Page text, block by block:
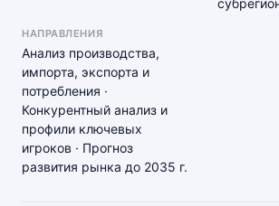
НАПРАВЛЕНИЯ
Анализ производства,
импорта, экспорта и
потребления ·
Конкурентный анализ и
профили ключевых
игроков · Прогноз
развития рынка до 2035 г.